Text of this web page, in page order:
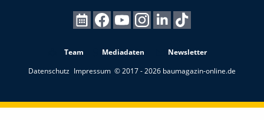
Team Mediadaten
Newsletter
Datenschutz Impressum © 2017 - 2026 baumagazin-online.de